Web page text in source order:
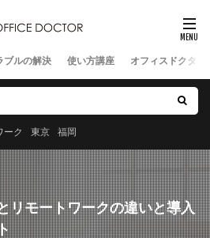
ブルの解決 使い方講座 オフィスドクター
ーク 東京 福岡
リモートワークの違いと導入